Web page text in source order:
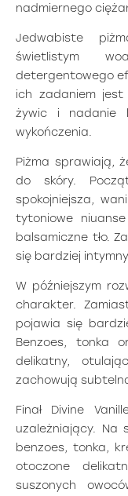
nadmiernego
Jedwabiste
świetlistym
detergentowego
ich zadaniem jest
żywic i nadanie
wykończenia.
Piżma sprawiają,
do skóry.
spokojniejsza,
tytoniowe
balsamiczne tło.
się bardziej
W późniejszym
charakter.
pojawia się
Benzoes, tonka
delikatny,
zachowują
Finał Divine
uzależniający. Na
benzoes, tonka,
otoczone
suszonych